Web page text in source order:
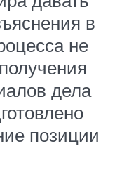
в
не
дела
позиции